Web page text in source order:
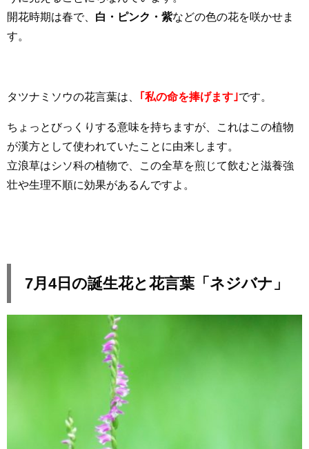
開花時期は春で、 白・ピンク・紫などの色の花を咲かせま
す。
タツナミソウの花言葉は、 ｢私の命を捧げます｣です。
ちょっとびっくりする意味を持ちますが、これはこの植物
が漢方として使われていたことに由来します。
立浪草はシソ科の植物で、この全草を煎じて飲むと滋養強
壮や生理不順に効果があるんですよ。
7月4日の誕生花と花言葉「ネジバナ」